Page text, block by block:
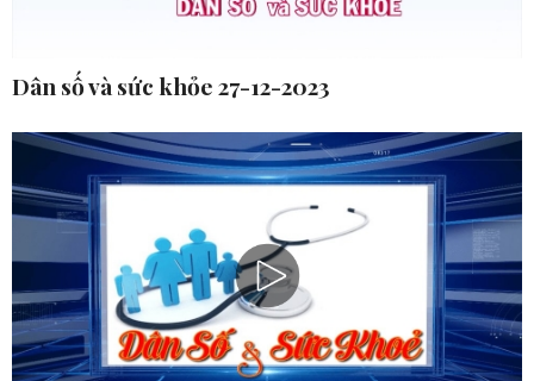
Dân số và sức khỏe 27-12-2023